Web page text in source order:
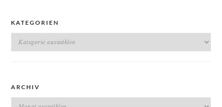
KATEGORIEN
Kategorien
ARCHIV
Archiv